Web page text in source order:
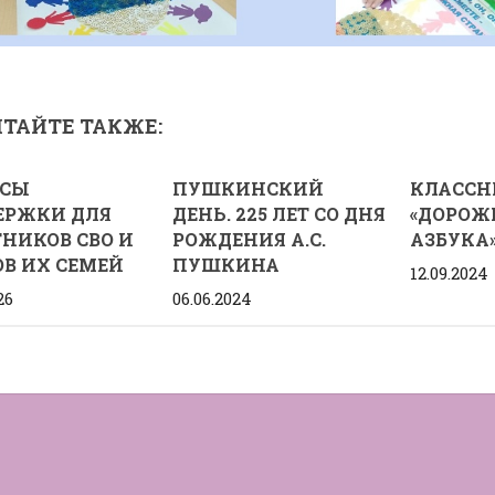
ТАКЖЕ:
ДЛЯ
СВО И
ИХ СЕМЕЙ
ПУШКИНСКИЙ
ДЕНЬ. 225 ЛЕТ СО ДНЯ
РОЖДЕНИЯ А.С.
ПУШКИНА
06.06.2024
12.09.2024